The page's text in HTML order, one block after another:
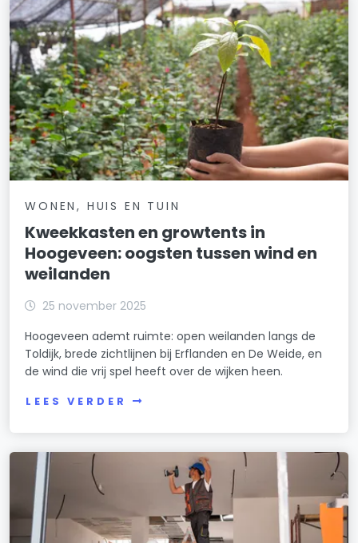
WONEN, HUIS EN TUIN
Kweekkasten en growtents in
Hoogeveen: oogsten tussen wind en
weilanden
25 november 2025
Hoogeveen ademt ruimte: open weilanden langs de
Toldijk, brede zichtlijnen bij Erflanden en De Weide, en
de wind die vrij spel heeft over de wijken heen.
LEES VERDER